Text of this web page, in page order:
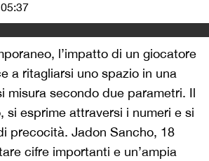
l’impatto di un giocatore
a ritagliarsi uno spazio in una
misura secondo due parametri. Il
si esprime attraversi i numeri e si
precocità. Jadon Sancho, 18
cifre importanti e un’ampia